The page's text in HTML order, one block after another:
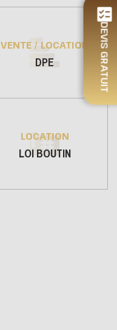
VENTE / LOCATION
DPE
LOCATION
LOI BOUTIN
DEVIS GRATUIT